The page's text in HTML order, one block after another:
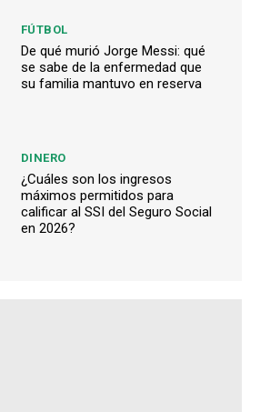
FÚTBOL
De qué murió Jorge Messi: qué
se sabe de la enfermedad que
su familia mantuvo en reserva
DINERO
¿Cuáles son los ingresos
máximos permitidos para
calificar al SSI del Seguro Social
en 2026?